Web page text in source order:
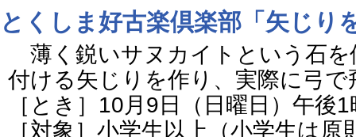
とくしま好古楽倶楽部「矢じり
薄く鋭いサヌカイトという石を
付ける矢じりを作り、実際に弓
［とき］10月9日（日曜日）午後
［対象］小学生以上（小学生は原